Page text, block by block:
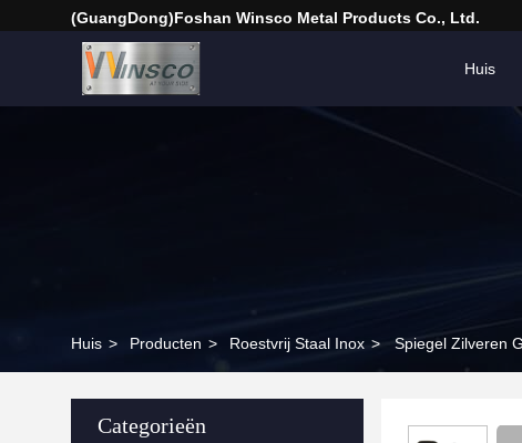
(GuangDong)Foshan Winsco Metal Products Co., Ltd.
Huis
Huis > Producten > Roestvrij Staal Inox > Spiegel Zilveren
Categorieën